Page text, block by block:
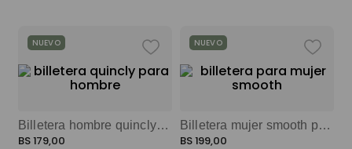
Billetera hombre quincly mediana con rfid blocker negro color: negro
NUEVO
BS179,00
Billetera mujer smooth pequeña con rfid blocker rosado color: rosado
NUEVO
BS199,00